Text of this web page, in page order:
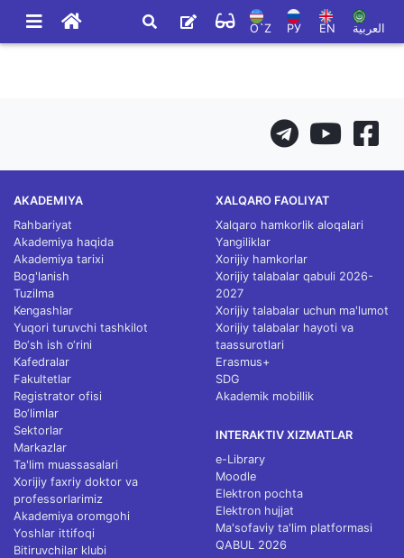
O`Z РУ EN العربية
AKADEMIYA
Rahbariyat
Akademiya haqida
Akademiya tarixi
Bog'lanish
Tuzilma
Kengashlar
Yuqori turuvchi tashkilot
Bo‘sh ish o‘rini
Kafedralar
Fakultetlar
Registrator ofisi
Bo‘limlar
Sektorlar
Markazlar
Ta'lim muassasalari
Xorijiy faxriy doktor va
professorlarimiz
Akademiya oromgohi
Yoshlar ittifoqi
Bitiruvchilar klubi
XALQARO FAOLIYAT
Xalqaro hamkorlik aloqalari
Yangiliklar
Xorijiy hamkorlar
Xorijiy talabalar qabuli 2026-
2027
Xorijiy talabalar uchun ma'lumot
Xorijiy talabalar hayoti va
taassurotlari
Erasmus+
SDG
Akademik mobillik
INTERAKTIV XIZMATLAR
e-Library
Moodle
Elektron pochta
Elektron hujjat
Ma'sofaviy ta'lim platformasi
QABUL 2026